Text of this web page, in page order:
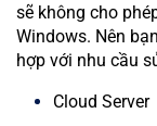
sẽ không cho
Windows. Nên
hợp với nhu cầu
Cloud Server